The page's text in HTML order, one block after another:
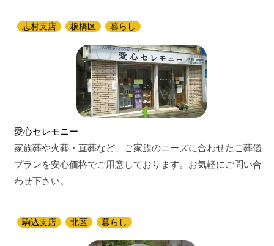
志村支店 板橋区 暮らし
愛心セレモニー
家族葬や火葬・直葬など、ご家族のニーズに合わせたご葬儀
プランを安心価格でご用意しております。お気軽にご問い合
わせ下さい。
駒込支店 北区 暮らし